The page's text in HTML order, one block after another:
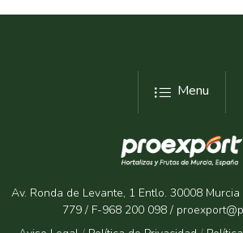
Menu
Av. Ronda de Levante, 1 Entlo. 30008
779 / F-968 200 098 /